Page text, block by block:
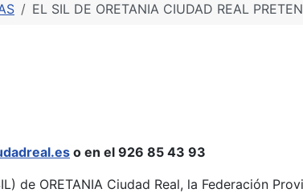
EL SIL DE ORETANIA CIUDAD REAL
o en el 926 85 43 93
de ORETANIA Ciudad Real, la Federación